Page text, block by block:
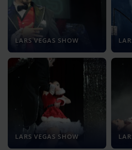
LARS VEGAS SHOW
LARS VEGAS SHOW